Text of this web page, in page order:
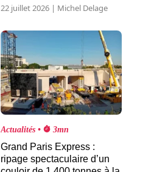
22 juillet 2026 | Michel Delage
Actualités • 3mn
Grand Paris Express :
ripage spectaculaire d’un